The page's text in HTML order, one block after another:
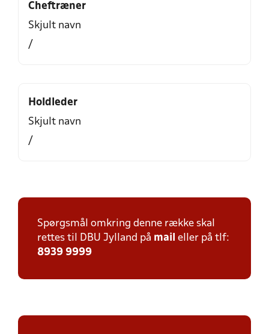
Cheftræner
Skjult navn
/
Holdleder
Skjult navn
/
Spørgsmål omkring denne række skal
rettes til DBU Jylland på mail eller på tlf:
8939 9999